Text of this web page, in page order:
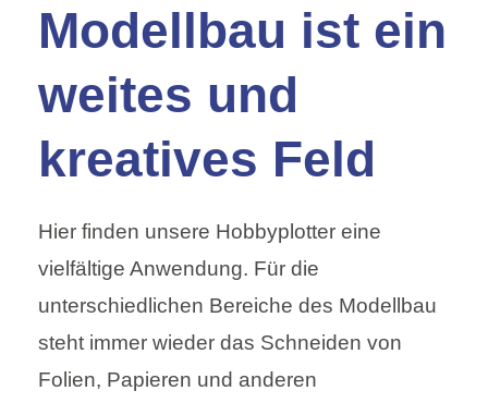
Modellbau ist ein
weites und
kreatives Feld
Hier finden unsere Hobbyplotter eine
vielfältige Anwendung. Für die
unterschiedlichen Bereiche des Modellbau
steht immer wieder das Schneiden von
Folien, Papieren und anderen